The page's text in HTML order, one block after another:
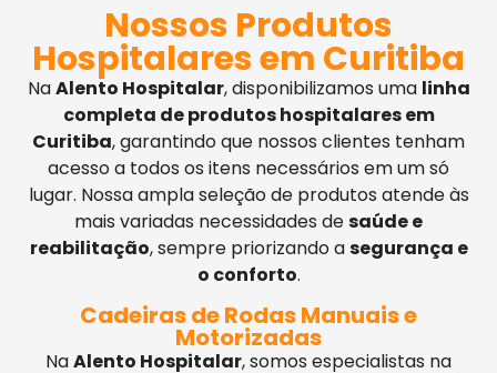
Nossos Produtos
Hospitalares em Curitiba
NaAlento Hospitalar, disponibilizamos uma linha
completa de produtos hospitalares em
Curitiba, garantindo que nossos clientes tenham
acesso a todos os itens necessários em um só
lugar. Nossa ampla seleção de produtos atende às
mais variadas necessidades desaúde e
reabilitação, sempre priorizando asegurança e
o conforto.
Cadeiras de Rodas Manuais e
Motorizadas
NaAlento Hospitalar, somos especialistas na